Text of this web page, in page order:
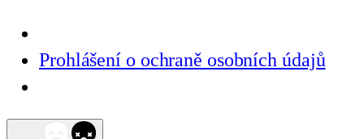
Prohlášení o ochraně osobních údajů